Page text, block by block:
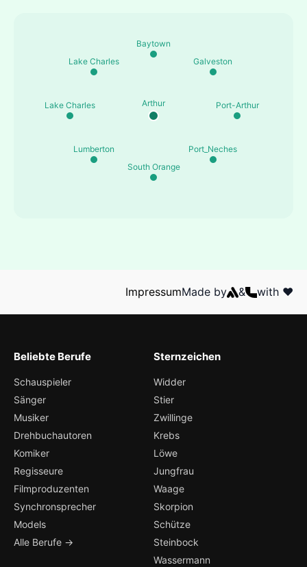
Arthur Port-Arthur
Port_Neches
South Orange
Lumberton
Lake Charles
Lake Charles
Baytown
Galveston
ImpressumMade by & with ❤️
Beliebte Berufe
Schauspieler
Sänger
Musiker
Drehbuchautoren
Komiker
Regisseure
Filmproduzenten
Synchronsprecher
Models
Alle Berufe →
Sternzeichen
Widder
Stier
Zwillinge
Krebs
Löwe
Jungfrau
Waage
Skorpion
Schütze
Steinbock
Wassermann